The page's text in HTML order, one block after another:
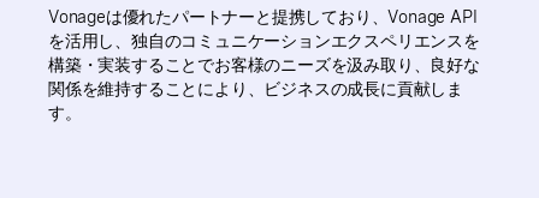
Vonageは優れたパートナーと提携しており、Vonage API
を活用し、独自のコミュニケーションエクスペリエンスを
構築・実装することでお客様のニーズを汲み取り、良好な
関係を維持することにより、ビジネスの成長に貢献しま
す。